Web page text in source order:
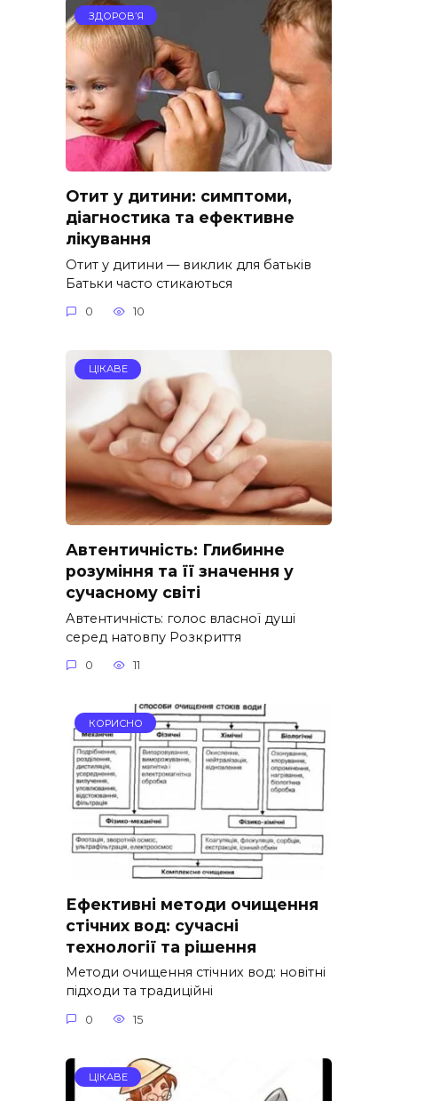
ЗДОРОВ’Я
Отит у дитини: симптоми,
діагностика та ефективне
лікування
Отит у дитини — виклик для батьків
Батьки часто стикаються
0 10
ЦІКАВЕ
Автентичність: Глибинне
розуміння та її значення у
сучасному світі
Автентичність: голос власної душі
серед натовпу Розкриття
0 11
КОРИСНО
Ефективні методи очищення
стічних вод: сучасні
технології та рішення
Методи очищення стічних вод: новітні
підходи та традиційні
0 15
ЦІКАВЕ